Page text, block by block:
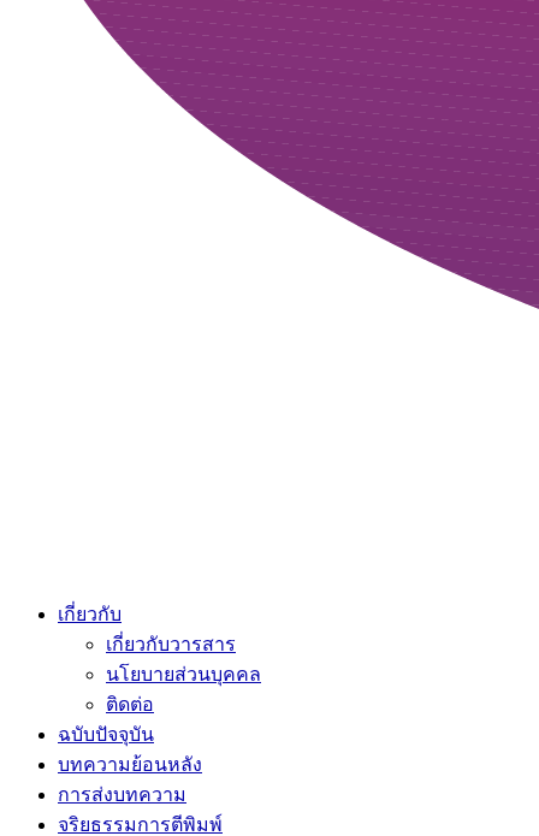
เกี่ยวกับ
เกี่ยวกับวารสาร
นโยบายส่วนบุคคล
ติดต่อ
ฉบับปัจจุบัน
บทความย้อนหลัง
การส่งบทความ
จริยธรรมการตีพิมพ์